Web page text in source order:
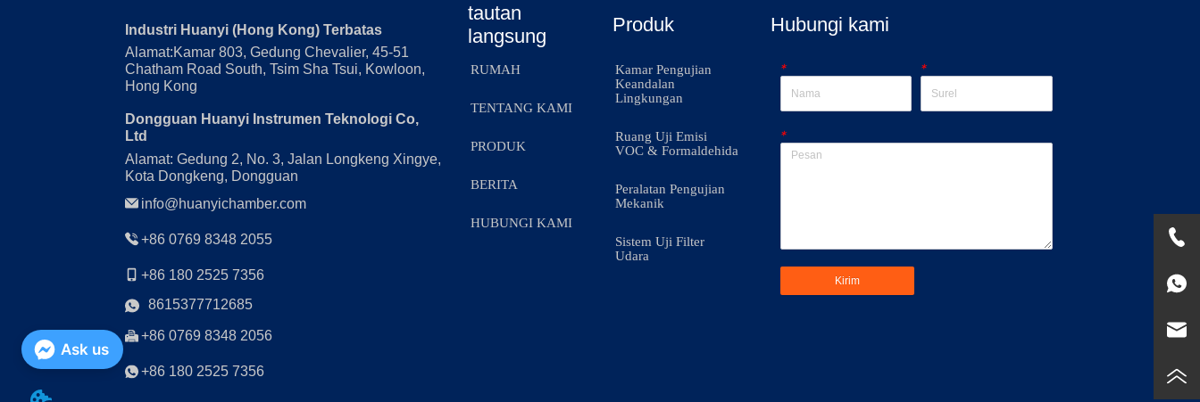
Industri Huanyi (Hong Kong) Terbatas
Alamat:Kamar 803, Gedung Chevalier, 45-51
Chatham Road South, Tsim Sha Tsui, Kowloon,
Hong Kong
Dongguan Huanyi Instrumen Teknologi Co,
Ltd
Alamat: Gedung 2, No. 3, Jalan Longkeng Xingye,
Kota Dongkeng, Dongguan
info@huanyichamber.com
+86 0769 8348 2055
+86 180 2525 7356
8615377712685
+86 0769 8348 2056
+86 180 2525 7356
tautan
langsung
RUMAH
TENTANG KAMI
PRODUK
BERITA
HUBUNGI KAMI
Produk
Kamar Pengujian
Keandalan
Lingkungan
Ruang Uji Emisi
VOC & Formaldehida
Peralatan Pengujian
Mekanik
Sistem Uji Filter
Udara
Hubungi kami
* *
*
Kirim
Ask us